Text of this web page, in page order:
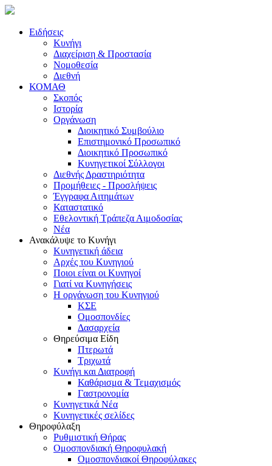
Ειδήσεις
Κυνήγι
Διαχείριση & Προστασία
Νομοθεσία
Διεθνή
ΚΟΜΑΘ
Σκοπός
Ιστορία
Οργάνωση
Διοικητικό Συμβούλιο
Επιστημονικό Προσωπικό
Διοικητικό Προσωπικό
Κυνηγετικοί Σύλλογοι
Διεθνής Δραστηριότητα
Προμήθειες - Προσλήψεις
Έγγραφα Αιτημάτων
Καταστατικό
Εθελοντική Τράπεζα Αιμοδοσίας
Νέα
Ανακάλυψε το Κυνήγι
Κυνηγετική άδεια
Αρχές του Κυνηγιού
Ποιοι είναι οι Κυνηγοί
Γιατί να Κυνηγήσεις
Η οργάνωση του Κυνηγιού
ΚΣΕ
Ομοσπονδίες
Δασαρχεία
Θηρεύσιμα Είδη
Πτερωτά
Τριχωτά
Κυνήγι και Διατροφή
Καθάρισμα & Τεμαχισμός
Γαστρονομία
Κυνηγετικά Νέα
Κυνηγετικές σελίδες
Θηροφύλαξη
Ρυθμιστική Θήρας
Ομοσπονδιακή Θηροφυλακή
Oμοσπονδιακοί Θηροφύλακες